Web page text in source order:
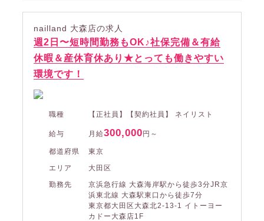
nailland 大森店の求人
週2日〜短時間勤務もOK♪社保完備＆有給
休暇＆産休育休あり★とっても働きやすい
環境です！
職種 【正社員】【契約社員】 ネイリスト
給与 月給300,000 円～
都道府県
東京
エリア
大田区
勤務先
京浜急行線 大森海岸駅から徒歩3分JR京
浜東北線 大森駅東口から徒歩7分
東京都大田区大森北2-13-1 イトーヨー
カドー大森店1F